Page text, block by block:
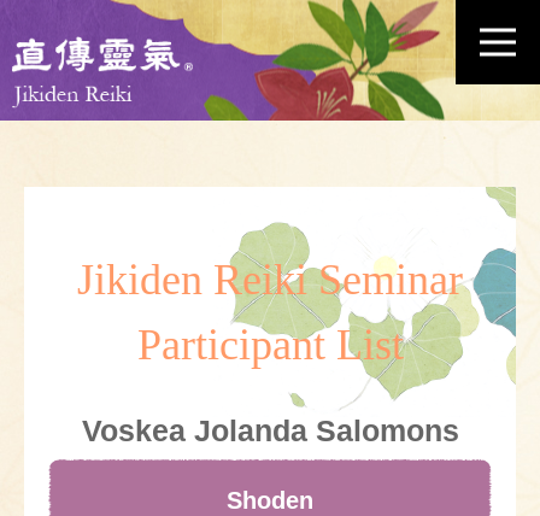
Jikiden Reiki Seminar
Participant List
Voskea Jolanda Salomons
Shoden